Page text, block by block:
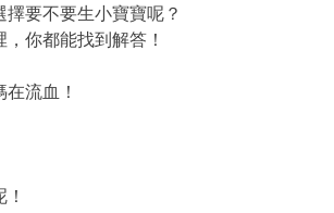
要不要生小寶寶呢？
你都能找到解答！
流血！